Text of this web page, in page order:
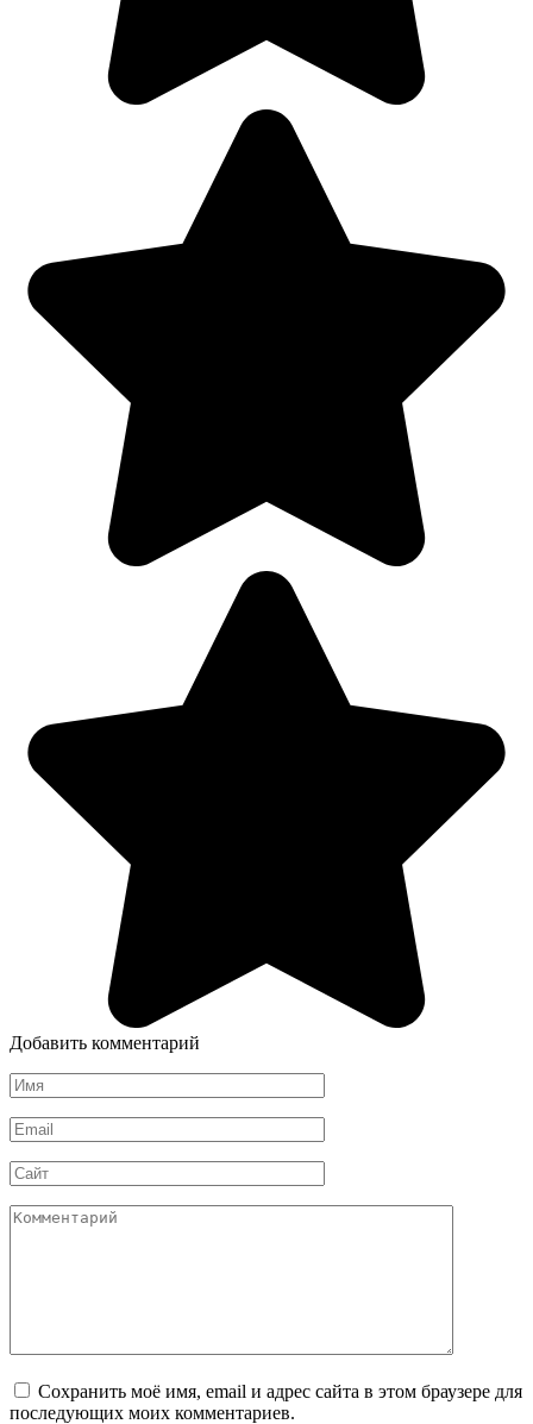
Добавить комментарий
Имя
*
Email
*
Сайт
Комментарий
Сохранить моё имя, email и адрес сайта в этом браузере для
последующих моих комментариев.